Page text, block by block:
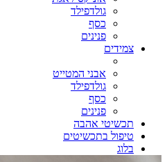
גולדפילד
כסף
פנינים
צמידים
אבני המטייט
גולדפילד
כסף
פנינים
תכשיטי אהבה
טיפול בתכשיטים
בלוג